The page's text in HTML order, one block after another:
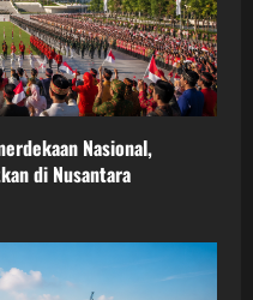
Nasional,
di Nusantara